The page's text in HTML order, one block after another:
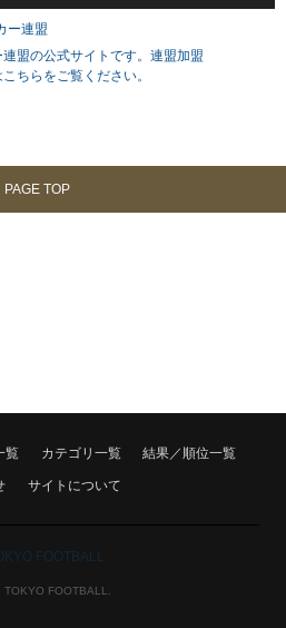
盟の公式サイトです。連盟加盟
ちらをご覧ください。
PAGE TOP
覧 カテゴリ一覧 結果／順位一覧
サイトについて
FOOTBALL.